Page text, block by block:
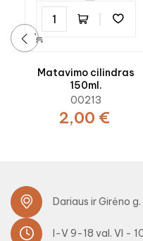

Matavimo cilindras
150ml.
00213
2,00 €
Dariaus ir Girėno
I-V 9-18 val. VI -